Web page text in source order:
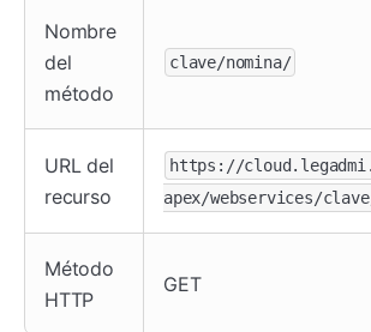
Nombre
del
método
clave/nomina/
URL del
recurso
https://
apex/webservices/
Método
HTTP
GET